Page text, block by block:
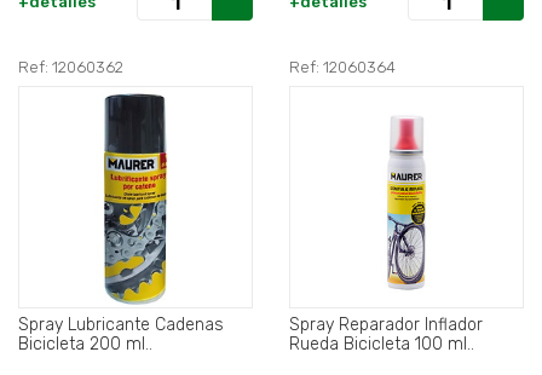
Ref: 12060362
Spray Lubricante Cadenas
Bicicleta 200 ml..
Ref: 12060364
Spray Reparador Inflador
Rueda Bicicleta 100 ml..